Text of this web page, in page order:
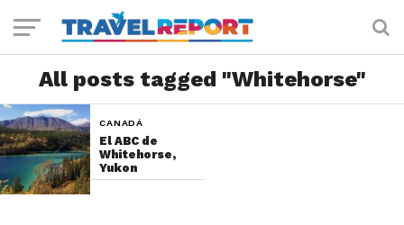
All posts tagged "Whitehorse"
CANADÁ
El ABC de
Whitehorse,
Yukon